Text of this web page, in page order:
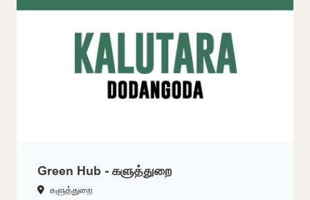
Green Hub - களுத்துறை
களுத்துறை